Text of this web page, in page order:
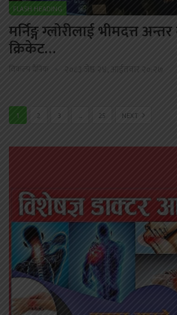
FLASH HEADING
मर्निङ्ग ग्लोरीलाई भीमदत्त
क्रिकेट…
विकल्प दैनिक २०८३ जेष्ठ २४, आईतवार २०:२७
1 2 3 … 25 NEXT